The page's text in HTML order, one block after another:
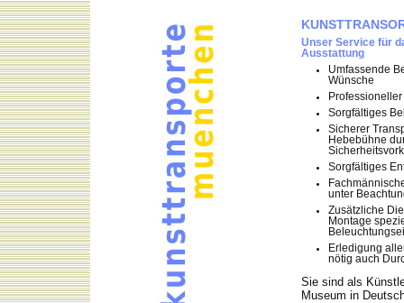
Unser Service für
Ausstattung
Umfassende
Wünsche
Sorgfältiges
Sicherer
Hebebühne
Sorgfältiges
unter
Zusätzliche
Montage
Erledigung
nötig auch
Sie sind als
Museum in